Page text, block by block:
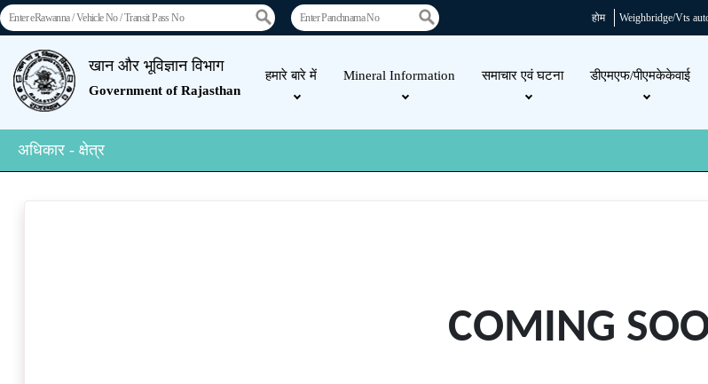
होम Weighbridge/Vts
खान और भूविज्ञान विभाग
Government of Rajasthan
हमारे बारे में Mineral Information समाचार एवं घटना डीएमएफ/पीएमकेकेवाई
अधिकार - क्षेत्र
COMING